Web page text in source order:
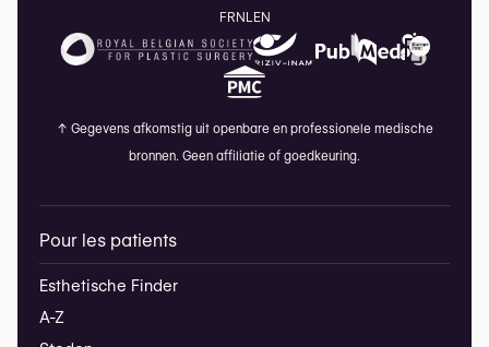
FRNL EN
↑ Gegevens afkomstig uit openbare en professionele medische
bronnen. Geen affiliatie of goedkeuring.
Pour les patients
Esthetische Finder
A-Z